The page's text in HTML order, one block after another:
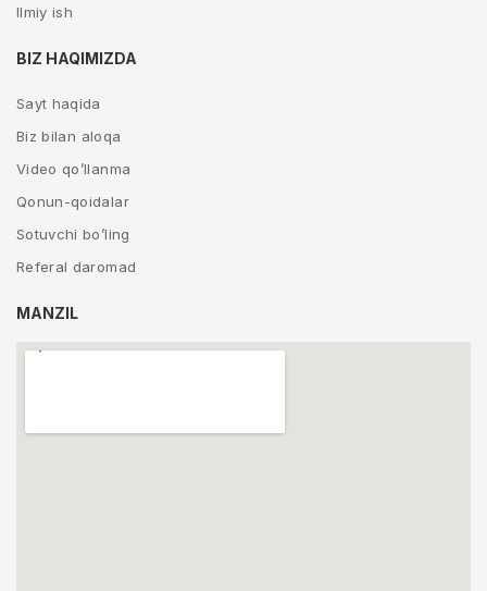
Ilmiy ish
BIZ HAQIMIZDA
Sayt haqida
Biz bilan aloqa
Video qo’llanma
Qonun-qoidalar
Sotuvchi bo’ling
Referal daromad
MANZIL